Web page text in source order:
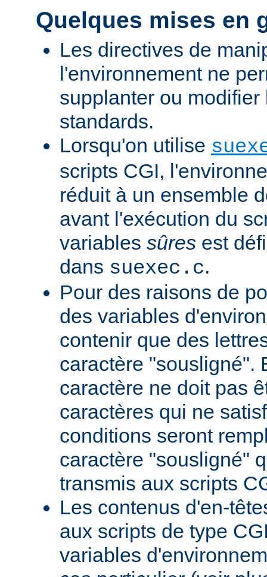
Quelques mises en
Les directives de
l'environnement ne
supplanter ou
standards.
Lorsqu'on utilise
scripts CGI,
réduit à un ensemble
avant l'exécution du
variables sûres est
dans suexec.c.
Pour des raisons de
des variables
contenir que des
caractère "sousligné".
caractère ne doit pas
caractères qui ne
conditions seront
caractère "sousligné"
transmis aux scripts
Les contenus d'en-
aux scripts de type
variables